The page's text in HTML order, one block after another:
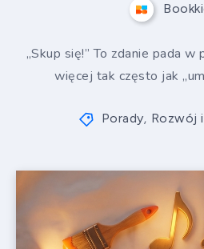
„Skup się!” To zdanie pada w
więcej tak często jak
Porady, Rozwój